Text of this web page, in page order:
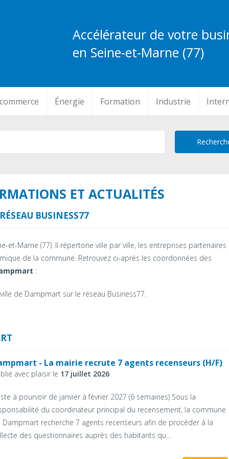
Accélérateur de votre
en Seine-et-Marne (77)
Énergie Formation Industrie
ET ACTUALITÉS
BUSINESS77
et-Marne (77). Il répertorie ville par ville, les entreprises partenaires
de la commune. Retrouvez ci-après les coordonnées des
:
de Dampmart sur le réseau Business77.
- La mairie recrute 7 agents recenseurs (H/F)
avec plaisir le 17 juillet 2026
à pourvoir de janvier à février 2027 (6 semaines) Sous la
du coordinateur principal du recensement, la commune
Dampmart recherche 7 agents recenseurs afin de procéder à la
des questionnaires auprès des habitants qu...